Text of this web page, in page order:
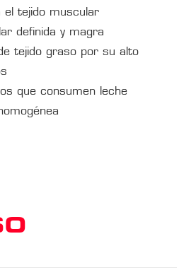
el tejido muscular
definida y magra
tejido graso por su alto
que consumen leche